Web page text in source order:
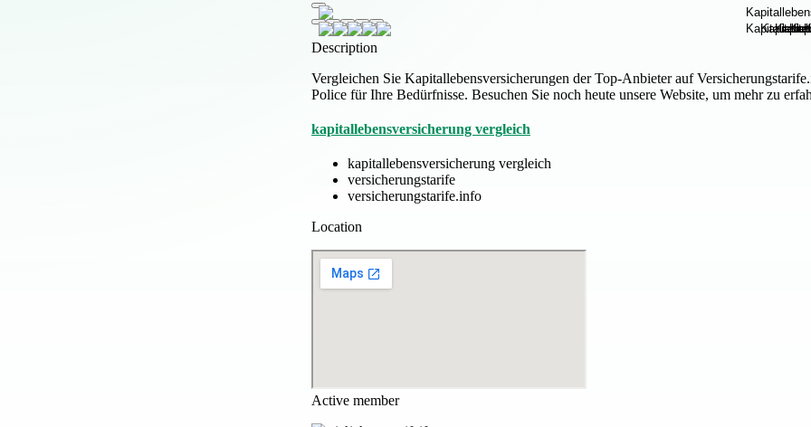
Description
Vergleichen Sie Kapitallebensversicherungen der Top-Anbieter auf
Police für Ihre Bedürfnisse. Besuchen Sie noch heute unsere Website, um mehr zu
kapitallebensversicherung vergleich
kapitallebensversicherung vergleich
versicherungstarife
versicherungstarife.info
Location
Active member